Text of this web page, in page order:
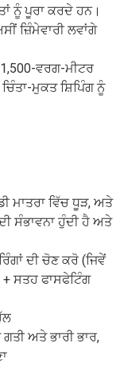
ਨੂੰ ਪੂਰਾ ਕਰਦੇ ਹਨ।
ਜ਼ਿੰਮੇਵਾਰੀ ਲਵਾਂਗੇ
ਵਰਗ-ਮੀਟਰ
ਮੁਕਤ ਸ਼ਿਪਿੰਗ ਨੂੰ
ਮਾਤਰਾ ਵਿੱਚ ਧੂੜ, ਅਤੇ
ਸੰਭਾਵਨਾ ਹੁੰਦੀ ਹੈ ਅਤੇ
ਦੀ ਚੋਣ ਕਰੋ (ਜਿਵੇਂ
ਸਤਹ ਫਾਸਫੇਟਿੰਗ
ਅਤੇ ਭਾਰੀ ਭਾਰ,